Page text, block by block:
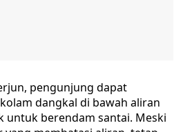
pengunjung dapat
dangkal di bawah aliran
untuk berendam santai. Meski